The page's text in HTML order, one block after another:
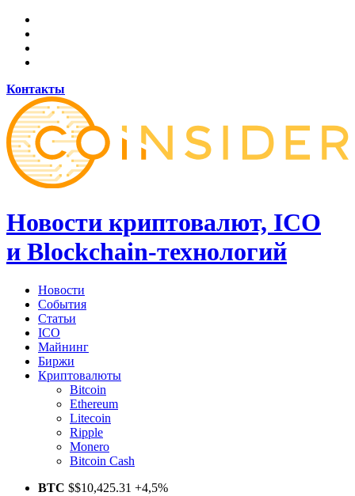
Контакты
Новости криптовалют, ICO
и Blockchain-технологий
Новости
События
Статьи
ICO
Майнинг
Биржи
Криптовалюты
Bitcoin
Ethereum
Litecoin
Ripple
Monero
Bitcoin Cash
BTC $$10,425.31 +4,5%